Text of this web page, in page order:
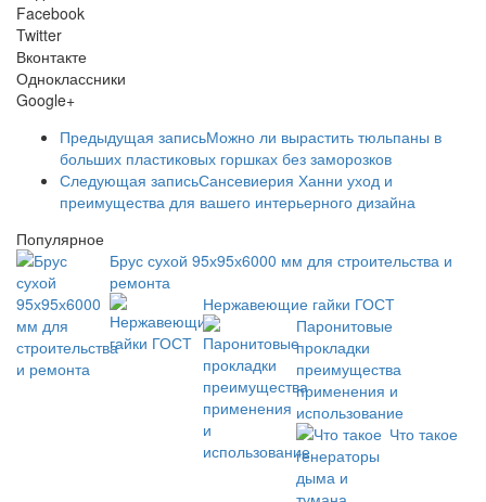
Facebook
Twitter
Вконтакте
Одноклассники
Google+
Предыдущая записьМожно ли вырастить тюльпаны в
больших пластиковых горшках без заморозков
Следующая записьСансевиерия Ханни уход и
преимущества для вашего интерьерного дизайна
Популярное
Брус сухой 95х95х6000 мм для строительства и
ремонта
Нержавеющие гайки ГОСТ
Паронитовые
прокладки
преимущества
применения и
использование
Что такое